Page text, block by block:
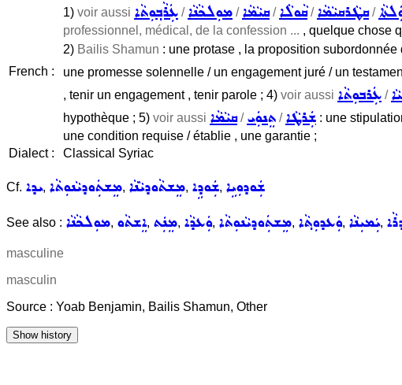
French :
1) voir aussi ܥܲܪܵܒ݂ܘܼܬܵܐ /ܡܘܼܠܟܵܢܵܐ /ܩܝܵܡܵܐ/ܩܵܘܠܵܐ/ܩܛܵܪܩܝܵܡܵܐ/
professionnel, médical, de la confession ... , quelque chose
2) Bailis Shamun : une protase , la proposition
une promesse solennelle / un engagement juré / un
, tenir un engagement , tenir parole ; 4) voir aussi ܥܲܪܒܘܼܬܵܐ /
hypothèque ; 5) voir aussi ܩܝܵܡܵܐ/ܬܸܢܘܲܝ /ܫܲܪܛܵܐ : une
une condition requise / établie , une garantie ;
Dialect :
Classical Syriac
Cf. ܝܕܐ, ܡܸܫܬܲܘܕܝܵܢܘܼܬܵܐ, ܡܸܫܬܵܘܕܝܵܢܵܐ, ܫܲܘܕܹܐ, ܫܲܘܕܘܼܝܹܐ
See also : ܡܘܼܠܟܵܢܵܐ, ܐܸܫܬܵܘ, ܡܸܢܲܬ, ܘܲܥܕܵܐ, ܡܸܫܬܲܘܕܝܵܢܘܼܬܵܐ, ܘܲܥܕܘܼܬ݂ܵܐ, ܝܲܡܝܼܢܵܐ,
masculine
masculin
Source : Yoab Benjamin, Bailis Shamun, Other